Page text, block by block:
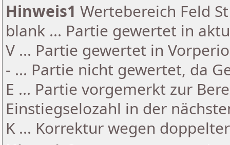
Hinweis1 Wertebereich Feld
blank ... Partie gewertet in
V ... Partie gewertet in
- ... Partie nicht gewertet, da
E ... Partie vorgemerkt zur
Einstiegselozahl in der
K ... Korrektur wegen